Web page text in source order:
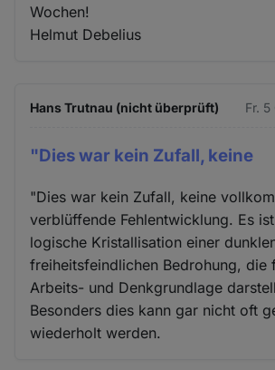
Wochen!
Helmut Debelius
Hans Trutnau (nicht überprüft) Fr.
"Dies war kein Zufall, keine
"Dies war kein Zufall, keine
verblüffende Fehlentwicklung. Es
logische Kristallisation einer
freiheitsfeindlichen Bedrohung, die
Arbeits- und Denkgrundlage
Besonders dies kann gar nicht oft
wiederholt werden.